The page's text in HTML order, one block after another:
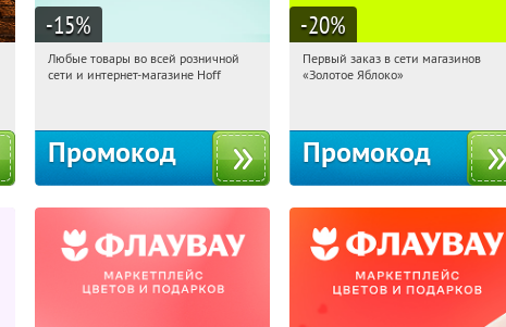
-15%
16:24:22 Получили:
Любые товары во всей розничной
сети и интернет-магазине Hoff
Промокод
-20%
16:24:22
Получи первым!
Первый заказ в сети магазинов
«Золотое Яблоко»
Промокод